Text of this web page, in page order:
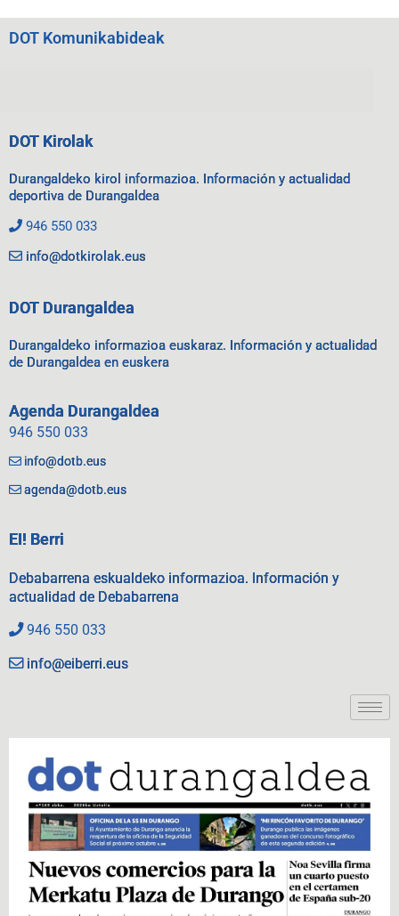
DOT Komunikabideak
DOT Kirolak
Durangaldeko kirol informazioa. Información y actualidad
deportiva de Durangaldea
946 550 033
info@dotkirolak.eus
DOT Durangaldea
Durangaldeko informazioa euskaraz. Información y actualidad
de Durangaldea en euskera
Agenda Durangaldea
946 550 033
info@dotb.eus
agenda@dotb.eus
EI! Berri
Debabarrena eskualdeko informazioa. Información y
actualidad de Debabarrena
946 550 033
info@eiberri.eus